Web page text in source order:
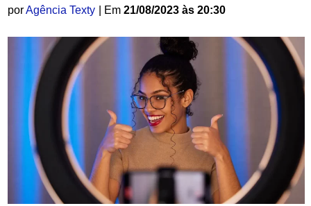
porAgência Texty | Em 21/08/2023 às 20:30